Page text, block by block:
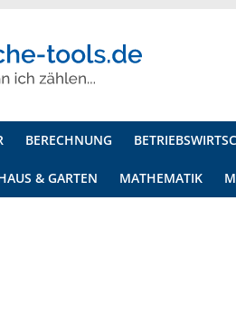
BERECHNUNG
& GARTEN MATHEMATIK